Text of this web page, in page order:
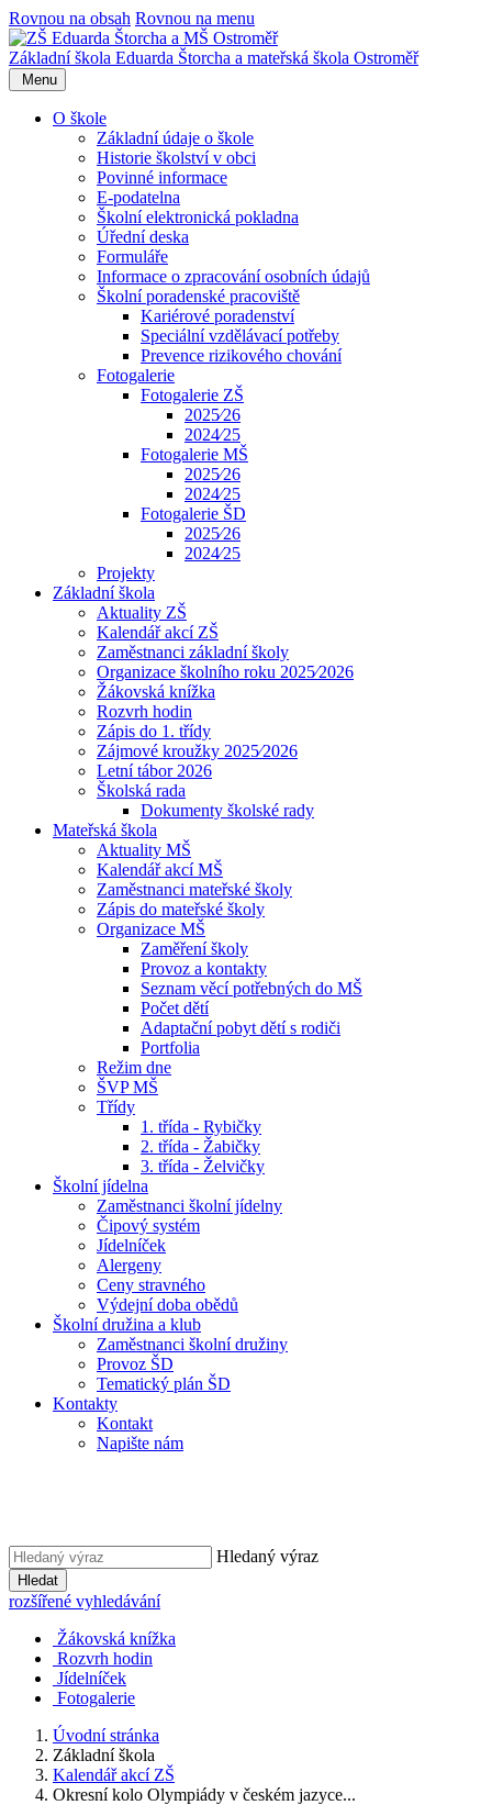
Rovnou na obsah Rovnou na menu
Základní škola Eduarda Štorcha a mateřská škola Ostroměř
Menu
O škole
Základní údaje o škole
Historie školství v obci
Povinné informace
E-podatelna
Školní elektronická pokladna
Úřední deska
Formuláře
Informace o zpracování osobních údajů
Školní poradenské pracoviště
Kariérové poradenství
Speciální vzdělávací potřeby
Prevence rizikového chování
Fotogalerie
Fotogalerie ZŠ
2025⁄26
2024⁄25
Fotogalerie MŠ
2025⁄26
2024⁄25
Fotogalerie ŠD
2025⁄26
2024⁄25
Projekty
Základní škola
Aktuality ZŠ
Kalendář akcí ZŠ
Zaměstnanci základní školy
Organizace školního roku 2025⁄2026
Žákovská knížka
Rozvrh hodin
Zápis do 1. třídy
Zájmové kroužky 2025⁄2026
Letní tábor 2026
Školská rada
Dokumenty školské rady
Mateřská škola
Aktuality MŠ
Kalendář akcí MŠ
Zaměstnanci mateřské školy
Zápis do mateřské školy
Organizace MŠ
Zaměření školy
Provoz a kontakty
Seznam věcí potřebných do MŠ
Počet dětí
Adaptační pobyt dětí s rodiči
Portfolia
Režim dne
ŠVP MŠ
Třídy
1. třída - Rybičky
2. třída - Žabičky
3. třída - Želvičky
Školní jídelna
Zaměstnanci školní jídelny
Čipový systém
Jídelníček
Alergeny
Ceny stravného
Výdejní doba obědů
Školní družina a klub
Zaměstnanci školní družiny
Provoz ŠD
Tematický plán ŠD
Kontakty
Kontakt
Napište nám
Hledaný výraz
Hledat
rozšířené vyhledávání
Žákovská knížka
Rozvrh hodin
Jídelníček
Fotogalerie
Úvodní stránka
Základní škola
Kalendář akcí ZŠ
Okresní kolo Olympiády v českém jazyce...